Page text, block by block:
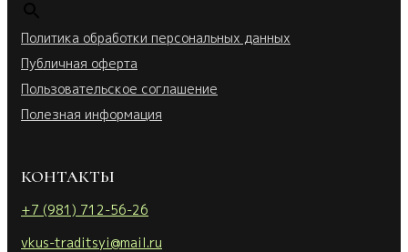
Политика обработки персональных данных
Публичная оферта
Пользовательское соглашение
Полезная информация
КОНТАКТЫ
+7 (981) 712-56-26
vkus-traditsyi@mail.ru